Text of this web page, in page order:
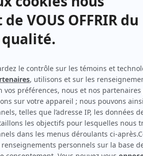
( Jérémie 2025)
le crash (Robin2025 )
de Gabrielle Roy
Jean Coulpier 2024)
raisonnable(Thiery Caroit 2023)
comme ça que je t'aime(Jacques Cantin «Sexiste
la vie(Gabriel Primeau2021-2022)